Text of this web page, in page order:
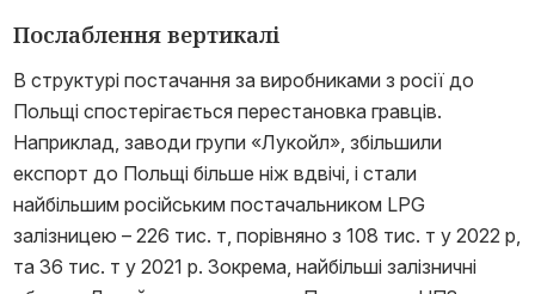
Послаблення вертикалі
В структурі постачання за виробниками з росії до
Польщі спостерігається перестановка гравців.
Наприклад, заводи групи «Лукойл», збільшили
експорт до Польщі більше ніж вдвічі, і стали
найбільшим російським постачальником LPG
залізницею – 226 тис. т, порівняно з 108 тис. т у 2022 р,
та 36 тис. т у 2021 р. Зокрема, найбільші залізничні